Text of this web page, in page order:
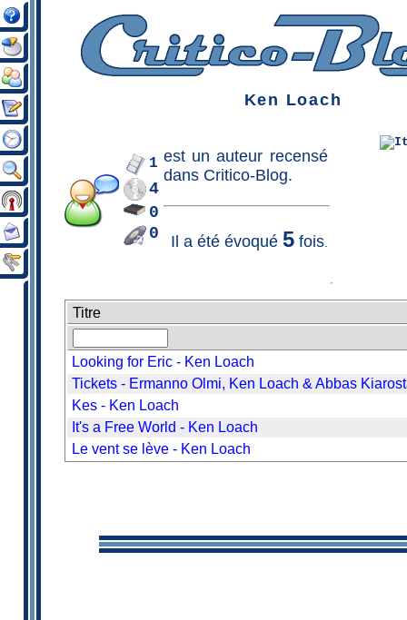
Ken Loach
1
4
0
0
est unauteur recensé
dans Critico-Blog.
Il a été évoqué 5fois.
Titre
Looking for Eric - Ken Loach
Tickets - Ermanno Olmi, Ken Loach & Abbas
Kes - Ken Loach
It's a Free World - Ken Loach
Le vent se lève - Ken Loach